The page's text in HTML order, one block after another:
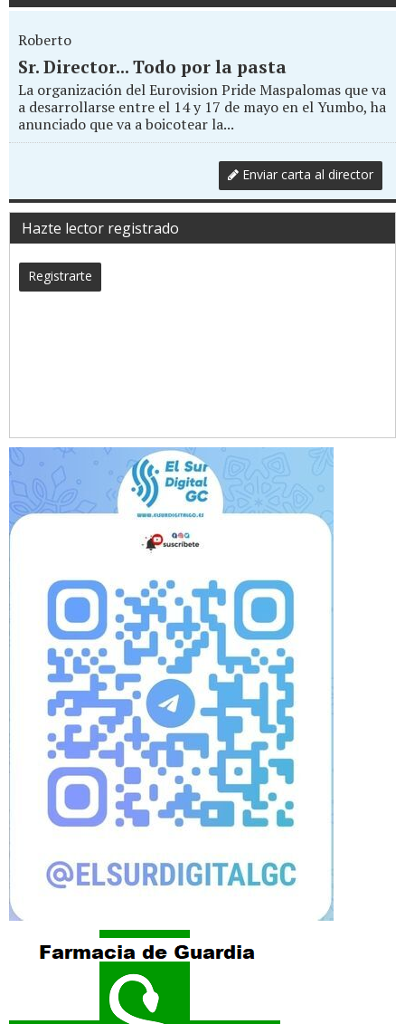
Roberto
Sr. Director... Todo por la pasta
La organización del Eurovision Pride Maspalomas que va
a desarrollarse entre el 14 y 17 de mayo en el Yumbo, ha
anunciado que va a boicotear la...
Enviar carta al director
Hazte lector registrado
Registrarte